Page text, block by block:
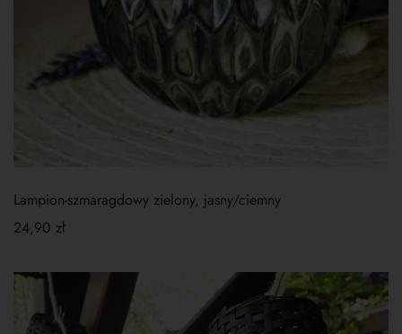
Lampion-szmaragdowy zielony, jasny/ciemny
24,90 zł